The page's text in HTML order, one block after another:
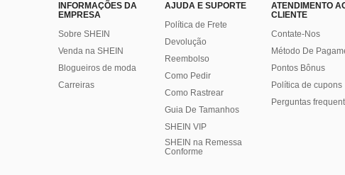
INFORMAÇÕES DA
EMPRESA
Sobre SHEIN
Venda na SHEIN
Blogueiros de moda
Carreiras
AJUDA E SUPORTE
Política de Frete
Devolução
Reembolso
Como Pedir
Como Rastrear
Guia De Tamanhos
SHEIN VIP
SHEIN na Remessa
Conforme
ATENDIMENTO
CLIENTE
Contate-Nos
Método De
Pontos Bônus
Política de cupons
Perguntas